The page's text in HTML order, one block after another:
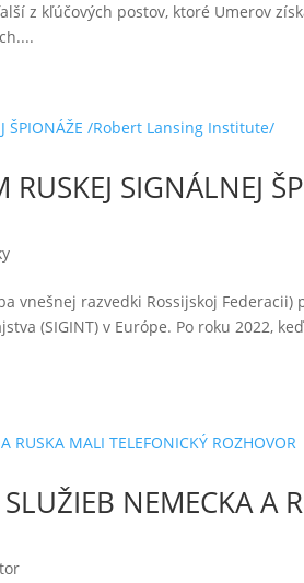
z kľúčových postov, ktoré Umerov
RUSKEJ SIGNÁLNEJ
vnešnej razvedki Rossijskoj
(SIGINT) v Európe. Po roku 2022,
NEMECKA A